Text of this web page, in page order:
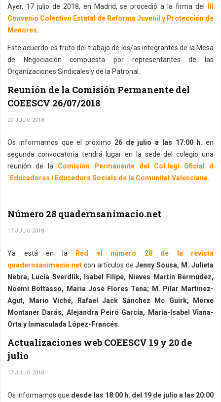
Ayer, 17 julio de 2018, en Madrid, se procedió a la firma del
Convenio Colectivo Estatal de Reforma Juvenil y Protección de
Menores.
Este acuerdo es fruto del trabajo de los/as integrantes de la Mesa
de Negociación compuesta por representantes de las
Organizaciones Sindicales y de la Patronal.
Reunión de la Comisión Permanente del
COEESCV 26/07/2018
20 JULIO 2018
Os informamos que el próximo 26 de julio a las 17:00 h. en
segunda convocatoria tendrá lugar en la sede del colegio una
reunión de la
Comisión Permanente del Col.legi Oficial d
´Educadores i Educadors Socials de la Comunitat Valenciana.
Número 28 quadernsanimacio.net
17 JULIO 2018
Ya está en la
Red el número 28 de la revista
quadernsanimacio.net con artículos deJenny Sousa, M. Julieta
Nebra, Lucía Sverdlik, Isabel Filipe, Nieves Martín Bermúdez,
Noemi Bottasso, María José Flores Tena; M. Pilar Martínez-
Agut, Mario Viché, Rafael Jack Sánchez Mc Guirk, Merxe
Montaner Darás, Alejandra Peiró García, María-Isabel Viana-
Orta y Inmaculada López-Francés.
Actualizaciones web COEESCV 19 y 20 de
julio
17 JULIO 2018
Os informamos que desde las 18:00 h. del 19 de julio a las 20:00